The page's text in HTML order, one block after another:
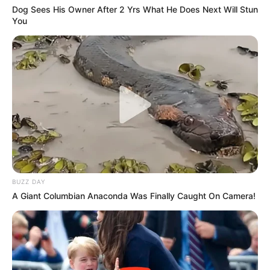
Dog Sees His Owner After 2 Yrs What He Does Next Will Stun
You
BUZZ DAY
A Giant Columbian Anaconda Was Finally Caught On Camera!